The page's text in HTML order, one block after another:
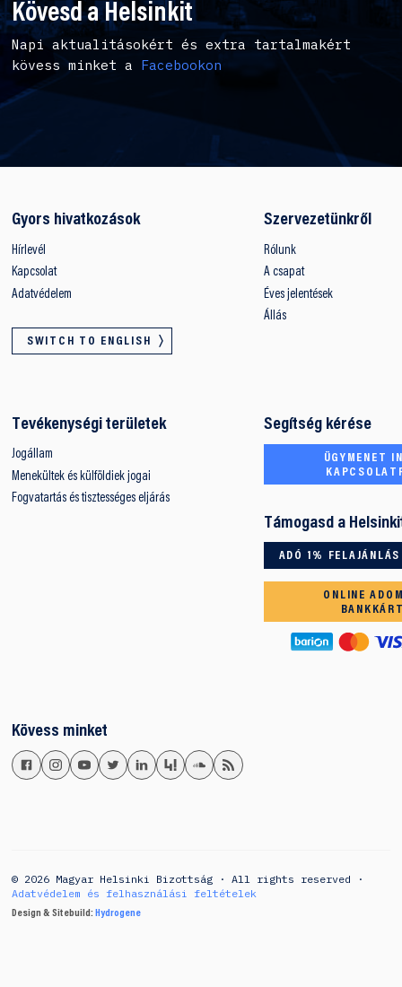
Kövesd a Helsinkit
Napi aktualitásokért és extra tartalmakért
kövess minket a Facebookon
Gyors hivatkozások
Hírlevél
Kapcsolat
Adatvédelem
SWITCH TO ENGLISH
Szervezetünkről
Rólunk
A csapat
Éves jelentések
Állás
Tevékenységi területek
Jogállam
Menekültek és külföldiek jogai
Fogvatartás és tisztességes eljárás
Segítség kérése
ÜGYMENET
Támogasd a
ADÓ 1% FELAJÁNLÁS
ONLINE
Kövess minket
© 2026 Magyar Helsinki Bizottság · All rights reserved ·
Adatvédelem és felhasználási feltételek
Design & Sitebuild: Hydrogene